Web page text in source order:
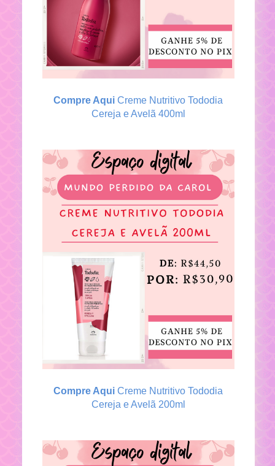
Compre Aqui Creme Nutritivo Tododia
Cereja e Avelã 400ml
Compre AquiCreme Nutritivo Tododia
Cereja e Avelã 200ml